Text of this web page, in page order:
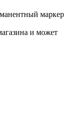
маркер
и может